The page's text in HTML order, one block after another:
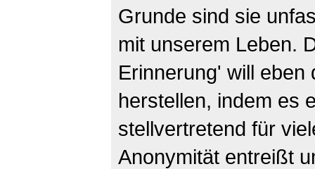
Grunde sind sie
mit unserem Leben.
Erinnerung' will eben
herstellen, indem es
stellvertretend für
Anonymität entreißt